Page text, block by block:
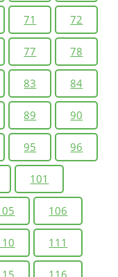
71 72
77 78
83 84
89 90
95 96
101
106
111
116